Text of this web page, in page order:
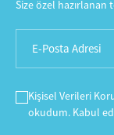
Size özel
Kişisel Verileri
okudum. Kabul